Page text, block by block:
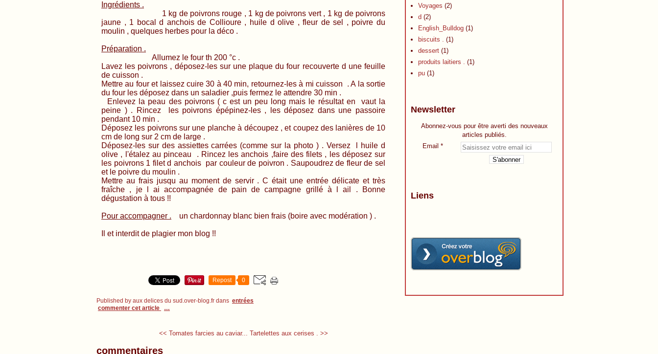
Ingrédients .
1 kg de poivrons rouge , 1 kg de poivrons vert , 1 kg de poivrons
jaune , 1 bocal d anchois de Collioure , huile d olive , fleur de sel , poivre du
moulin , quelques herbes pour la déco .
Préparation .
Allumez le four th 200 °c .
Lavez les poivrons , déposez-les sur une plaque du four recouverte d une feuille
de cuisson .
Mettre au four et laissez cuire 30 à 40 min, retournez-les à mi cuisson . A la sortie
du four les déposez dans un saladier ,puis fermez le attendre 30 min .
Enlevez la peau des poivrons ( c est un peu long mais le résultat en vaut la
peine ) . Rincez les poivrons épépinez-les , les déposez dans une passoire
pendant 10 min .
Déposez les poivrons sur une planche à découpez , et coupez des lanières de 10
cm de long sur 2 cm de large .
Déposez-les sur des assiettes carrées (comme sur la photo ) . Versez l huile d
olive , l'étalez au pinceau . Rincez les anchois ,faire des filets , les déposez sur
les poivrons 1 filet d anchois par couleur de poivron . Saupoudrez de fleur de sel
et le poivre du moulin .
Mettre au frais jusqu au moment de servir . C était une entrée délicate et très
fraîche , je l ai accompagnée de pain de campagne grillé à l ail . Bonne
dégustation à tous !!
Pour accompagner . un chardonnay blanc bien frais (boire avec modération ) .
Il et interdit de plagier mon blog !!
Repost 0
Published by aux delices du sud.over-blog.fr dans entrées
commenter cet article
…
<< Tomates farcies au caviar... Tartelettes aux cerises . >>
commentaires
Voyages (2)
d (2)
English_Bulldog (1)
biscuits . (1)
dessert (1)
produits laitiers . (1)
pu (1)
Newsletter
Abonnez-vous pour être averti des nouveaux
articles publiés.
Email
Liens